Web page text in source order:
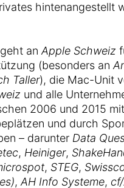
hintenangestellt
an Apple Schweiz
(besonders an
Taller), die Mac-Unit
und alle
2006 und 2015
und durch
– darunter Data
, Heiniger,
, STEG,
, AH Info Systeme,